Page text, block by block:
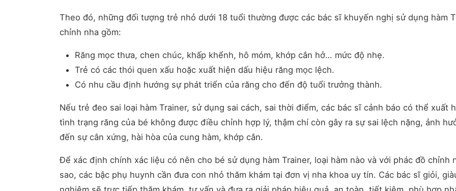
Theo đó, những đối tượng trẻ nhỏ dưới 18 tuổi thường được các bác sĩ khuyến nghị sử dụng hàm
chỉnh nha gồm:
Răng mọc thưa, chen chúc, khấp khểnh, hô móm, khớp cắn hở… mức độ nhẹ.
Trẻ có các thói quen xấu hoặc xuất hiện dấu hiệu răng mọc lệch.
Có nhu cầu định hướng sự phát triển của răng cho đến độ tuổi trưởng thành.
Nếu trẻ đeo sai loại hàm Trainer, sử dụng sai cách, sai thời điểm, các bác sĩ cảnh báo có thể xuất
tình trạng răng của bé không được điều chỉnh hợp lý, thậm chí còn gây ra sự sai lệch nặng, ảnh
đến sự cân xứng, hài hòa của cung hàm, khớp cắn.
Để xác định chính xác liệu có nên cho bé sử dụng hàm Trainer, loại hàm nào và với phác đồ chỉnh
sao, các bậc phụ huynh cần đưa con nhỏ thăm khám tại đơn vị nha khoa uy tín. Các bác sĩ giỏi,